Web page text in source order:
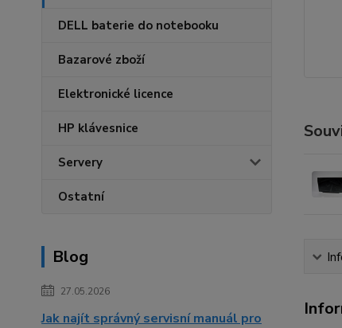
DELL baterie do notebooku
Bazarové zboží
Elektronické licence
HP klávesnice
Servery
Ostatní
Blog
27.05.2026
Jak najít správný servisní manuál pro